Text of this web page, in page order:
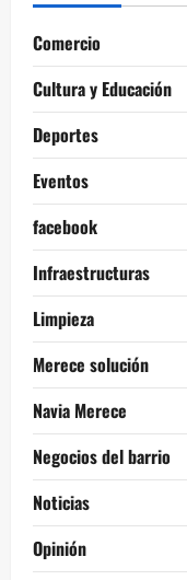
Comercio
Cultura y Educación
Deportes
Eventos
facebook
Infraestructuras
Limpieza
Merece solución
Navia Merece
Negocios del barrio
Noticias
Opinión